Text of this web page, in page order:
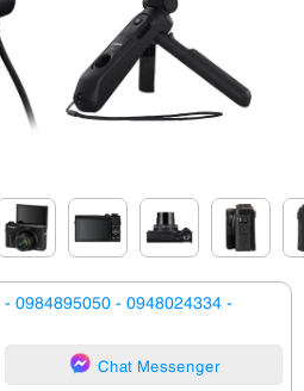
- 0984895050 - 0948024334 -
Chat Messenger